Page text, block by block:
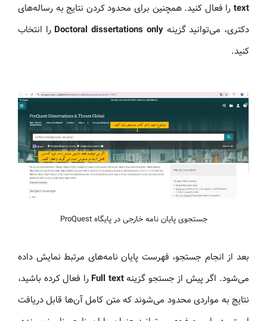
text را فعال کنید. همچنین برای محدود کردن نتایج به رساله‌های
دکتری، می‌توانید گزینهDoctoral dissertations only را انتخاب
کنید.
جستجوی پایان نامه خارجی در پایگاه ProQuest
بعد از انجام جستجو، فهرست پایان نامه‌های مرتبط نمایش داده
می‌شود. اگر پیش از جستجو گزینهFull text را فعال کرده باشید،
نتایج به مواردی محدود می‌شوند که متن کامل آن‌ها قابل دریافت